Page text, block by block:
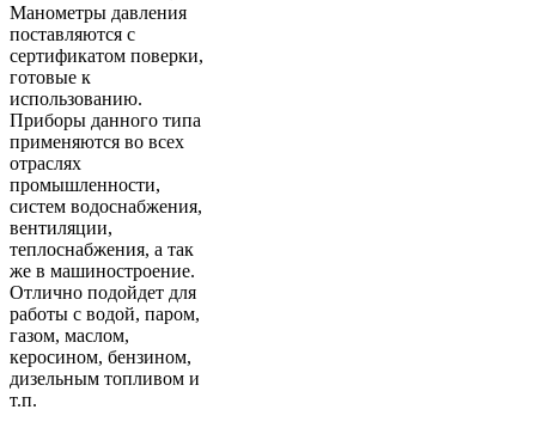
Манометры давления
поставляются с
сертификатом поверки,
готовые к
использованию.
Приборы данного типа
применяются во всех
отраслях
промышленности,
систем водоснабжения,
вентиляции,
теплоснабжения, а так
же в машиностроение.
Отлично подойдет для
работы с водой, паром,
газом, маслом,
керосином, бензином,
дизельным топливом и
т.п.